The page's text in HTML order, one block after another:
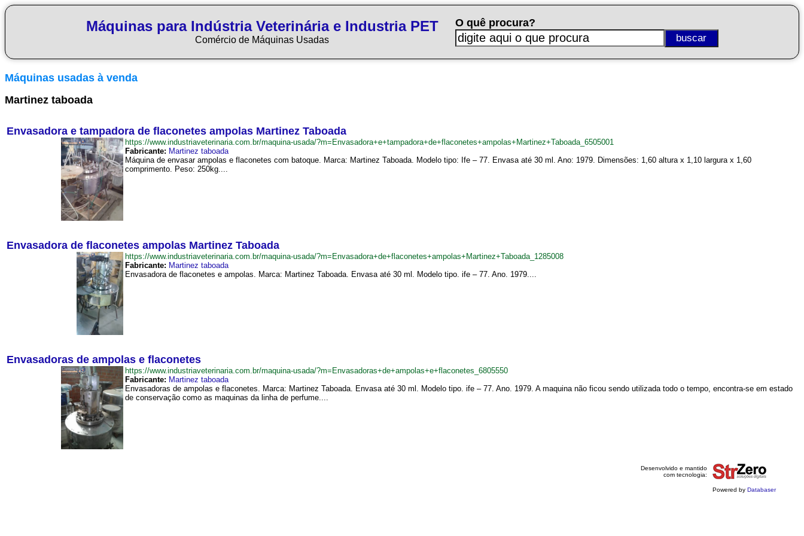
Máquinas para Indústria Veterinária e Industria PET
Comércio de Máquinas Usadas
O quê procura?
Máquinas usadas à venda
Martinez taboada
Envasadora e tampadora de flaconetes ampolas Martinez Taboada
https://www.industriaveterinaria.com.br/maquina-usada/?m=Envasadora+e+tampadora+de+flaconetes+ampolas+Martinez+Taboada_6505001
Fabricante: Martinez taboada
Máquina de envasar ampolas e flaconetes com batoque. Marca: Martinez Taboada. Modelo tipo: Ife – 77. Envasa até 30 ml. Ano: 1979. Dimensões: 1,60 altura x 1,10 largura x 1,60
comprimento. Peso: 250kg....
Envasadora de flaconetes ampolas Martinez Taboada
https://www.industriaveterinaria.com.br/maquina-usada/?m=Envasadora+de+flaconetes+ampolas+Martinez+Taboada_1285008
Fabricante: Martinez taboada
Envasadora de flaconetes e ampolas. Marca: Martinez Taboada. Envasa até 30 ml. Modelo tipo. ife – 77. Ano. 1979....
Envasadoras de ampolas e flaconetes
https://www.industriaveterinaria.com.br/maquina-usada/?m=Envasadoras+de+ampolas+e+flaconetes_6805550
Fabricante: Martinez taboada
Envasadoras de ampolas e flaconetes. Marca: Martinez Taboada. Envasa até 30 ml. Modelo tipo. ife – 77. Ano. 1979. A maquina não ficou sendo utilizada todo o tempo, encontra-se em estado
de conservação como as maquinas da linha de perfume....
Desenvolvido e mantido
com tecnologia:
Powered by Databaser